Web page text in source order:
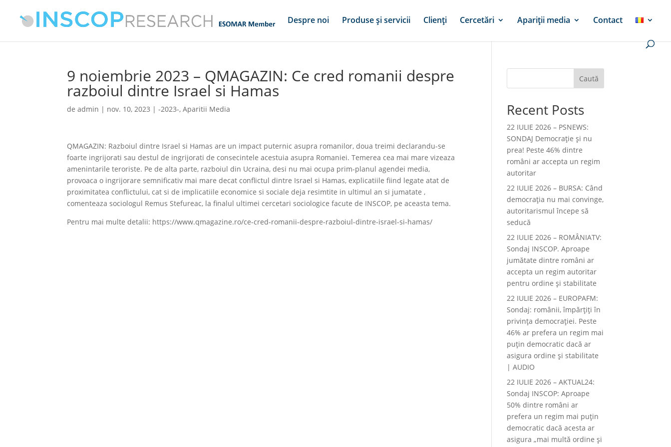
Despre noi Produse și servicii Clienți Cercetări Apariții media Contact
9 noiembrie 2023 – QMAGAZIN: Ce cred romanii despre
razboiul dintre Israel si Hamas
deadmin | nov. 10, 2023 |-2023-,Aparitii Media
QMAGAZIN: Razboiul dintre Israel si Hamas are un impact puternic asupra romanilor, doua treimi declarandu-se
foarte ingrijorati sau destul de ingrijorati de consecintele acestuia asupra Romaniei. Temerea cea mai mare vizeaza
amenintarile teroriste. Pe de alta parte, razboiul din Ucraina, desi nu mai ocupa prim-planul agendei media,
provoaca o ingrijorare semnificativ mai mare decat conflictul dintre Israel si Hamas, explicatiile fiind legate atat de
proximitatea conflictului, cat si de implicatiile economice si sociale deja resimtite in ultimul an si jumatate ,
comenteaza sociologul Remus Stefureac, la finalul ultimei cercetari sociologice facute de INSCOP, pe aceasta tema.
Pentru mai multe detalii: https://www.qmagazine.ro/ce-cred-romanii-despre-razboiul-dintre-israel-si-hamas/
Caută
Recent Posts
22 IULIE 2026 – PSNEWS:
SONDAJ Democrație și nu
prea! Peste 46% dintre
români ar accepta un regim
autoritar
22 IULIE 2026 – BURSA: Când
democraţia nu mai convinge,
autoritarismul începe să
seducă
22 IULIE 2026 – ROMÂNIATV:
Sondaj INSCOP. Aproape
jumătate dintre români ar
accepta un regim autoritar
pentru ordine și stabilitate
22 IULIE 2026 – EUROPAFM:
Sondaj: românii, împărțiți în
privința democrației. Peste
46% ar prefera un regim mai
puțin democratic dacă ar
asigura ordine și stabilitate
| AUDIO
22 IULIE 2026 – AKTUAL24:
Sondaj INSCOP: Aproape
50% dintre români ar
prefera un regim mai puțin
democratic dacă acesta ar
asigura „mai multă ordine și